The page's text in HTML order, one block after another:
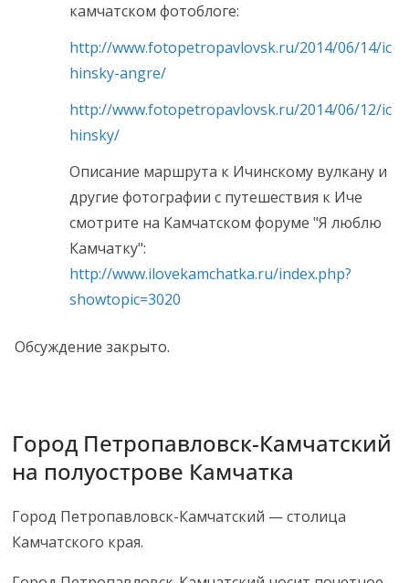
камчатском фотоблоге:
http://www.fotopetropavlovsk.ru/2014/06/14/ic
hinsky-angre/
http://www.fotopetropavlovsk.ru/2014/06/12/ic
hinsky/
Описание маршрута к Ичинскому вулкану и
другие фотографии с путешествия к Иче
смотрите на Камчатском форуме "Я люблю
Камчатку":
http://www.ilovekamchatka.ru/index.php?
showtopic=3020
Обсуждение закрыто.
Город Петропавловск-Камчатский
на полуострове Камчатка
Город Петропавловск-Камчатский — столица
Камчатского края.